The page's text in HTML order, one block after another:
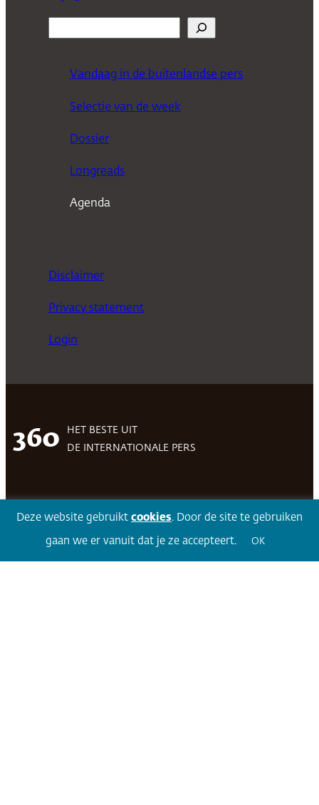
Vandaag in de buitenlandse pers
Selectie van de week
Dossier
Longreads
Agenda
Disclaimer
Privacy statement
Login
360
HET BESTE UIT
DE INTERNATIONALE PERS
Volg 360Facebook LinkedIn Twitter
Deze website gebruikt cookies. Door de site te gebruiken
gaan we er vanuit dat je ze accepteert. OK